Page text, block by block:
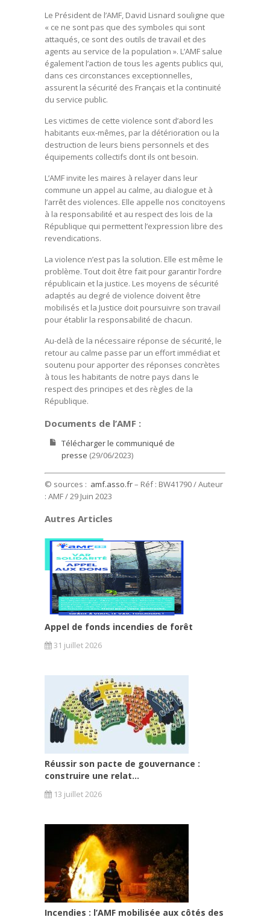
Le Président de l’AMF, David Lisnard souligne que
« ce ne sont pas que des symboles qui sont
attaqués, ce sont des outils de travail et des
agents au service de la population ». L’AMF salue
également l’action de tous les agents publics qui,
dans ces circonstances exceptionnelles,
assurent la sécurité des Français et la continuité
du service public.
Les victimes de cette violence sont d’abord les
habitants eux-mêmes, par la détérioration ou la
destruction de leurs biens personnels et des
équipements collectifs dont ils ont besoin.
L’AMF invite les maires à relayer dans leur
commune un appel au calme, au dialogue et à
l’arrêt des violences. Elle appelle nos concitoyens
à la responsabilité et au respect des lois de la
République qui permettent l’expression libre des
revendications.
La violence n’est pas la solution. Elle est même le
problème. Tout doit être fait pour garantir l’ordre
républicain et la justice. Les moyens de sécurité
adaptés au degré de violence doivent être
mobilisés et la Justice doit poursuivre son travail
pour établir la responsabilité de chacun.
Au-delà de la nécessaire réponse de sécurité, le
retour au calme passe par un effort immédiat et
soutenu pour apporter des réponses concrètes
à tous les habitants de notre pays dans le
respect des principes et des règles de la
République.
Documents de l’AMF :
Télécharger le communiqué de
presse (29/06/2023)
© sources : amf.asso.fr– Réf : BW41790 / Auteur
: AMF/ 29 Juin 2023
Autres Articles
Appel de fonds incendies de forêt
31 juillet 2026
Réussir son pacte de gouvernance :
construire une relat...
13 juillet 2026
Incendies : l’AMF mobilisée aux côtés des